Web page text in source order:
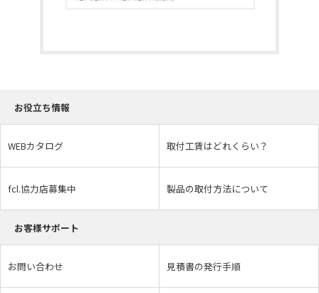
お役立ち情報
WEBカタログ 取付工賃はどれくらい？
fcl.協力店募集中 製品の取付方法について
お客様サポート
お問い合わせ 見積書の発行手順